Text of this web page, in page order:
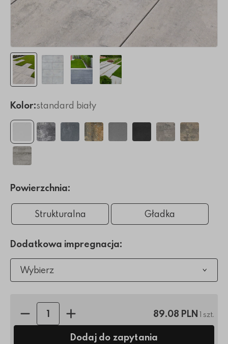
Kolor:standard biały
Powierzchnia:
Strukturalna Gładka
Dodatkowa impregnacja:
Wybierz
Ilość sztuk: 89.08 PLN 1 szt.
Dodaj do zapytania